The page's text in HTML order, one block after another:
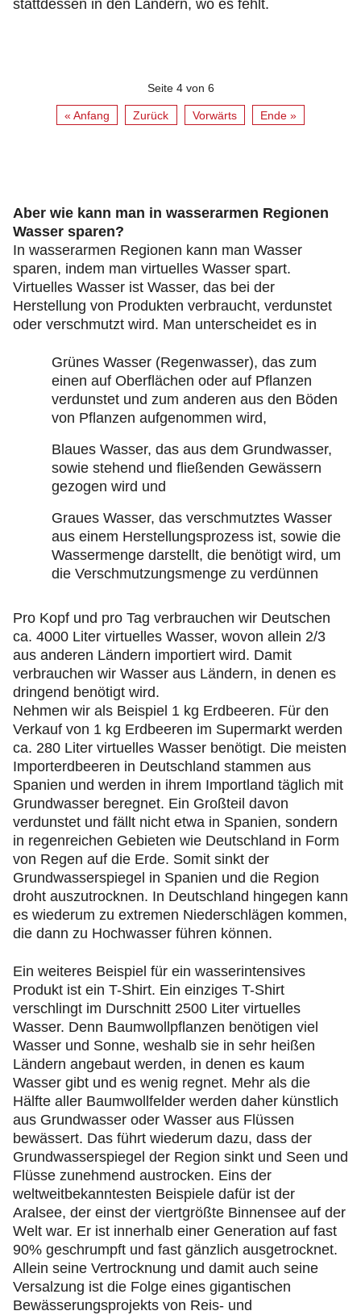
stattdessen in den Ländern, wo es fehlt.
Seite 4 von 6
« Anfang Zurück Vorwärts Ende »
Aber wie kann man in wasserarmen Regionen
Wasser sparen?
In wasserarmen Regionen kann man Wasser
sparen, indem man virtuelles Wasser spart.
Virtuelles Wasser ist Wasser, das bei der
Herstellung von Produkten verbraucht, verdunstet
oder verschmutzt wird. Man unterscheidet es in
Grünes Wasser (Regenwasser), das zum
einen auf Oberflächen oder auf Pflanzen
verdunstet und zum anderen aus den Böden
von Pflanzen aufgenommen wird,
Blaues Wasser, das aus dem Grundwasser,
sowie stehend und fließenden Gewässern
gezogen wird und
Graues Wasser, das verschmutztes Wasser
aus einem Herstellungsprozess ist, sowie die
Wassermenge darstellt, die benötigt wird, um
die Verschmutzungsmenge zu verdünnen
Pro Kopf und pro Tag verbrauchen wir Deutschen
ca. 4000 Liter virtuelles Wasser, wovon allein 2/3
aus anderen Ländern importiert wird. Damit
verbrauchen wir Wasser aus Ländern, in denen es
dringend benötigt wird.
Nehmen wir als Beispiel 1 kg Erdbeeren. Für den
Verkauf von 1 kg Erdbeeren im Supermarkt werden
ca. 280 Liter virtuelles Wasser benötigt. Die meisten
Importerdbeeren in Deutschland stammen aus
Spanien und werden in ihrem Importland täglich mit
Grundwasser beregnet. Ein Großteil davon
verdunstet und fällt nicht etwa in Spanien, sondern
in regenreichen Gebieten wie Deutschland in Form
von Regen auf die Erde. Somit sinkt der
Grundwasserspiegel in Spanien und die Region
droht auszutrocknen. In Deutschland hingegen kann
es wiederum zu extremen Niederschlägen kommen,
die dann zu Hochwasser führen können.
Ein weiteres Beispiel für ein wasserintensives
Produkt ist ein T-Shirt. Ein einziges T-Shirt
verschlingt im Durschnitt 2500 Liter virtuelles
Wasser. Denn Baumwollpflanzen benötigen viel
Wasser und Sonne, weshalb sie in sehr heißen
Ländern angebaut werden, in denen es kaum
Wasser gibt und es wenig regnet. Mehr als die
Hälfte aller Baumwollfelder werden daher künstlich
aus Grundwasser oder Wasser aus Flüssen
bewässert. Das führt wiederum dazu, dass der
Grundwasserspiegel der Region sinkt und Seen und
Flüsse zunehmend austrocken. Eins der
weltweitbekanntesten Beispiele dafür ist der
Aralsee, der einst der viertgrößte Binnensee auf der
Welt war. Er ist innerhalb einer Generation auf fast
90% geschrumpft und fast gänzlich ausgetrocknet.
Allein seine Vertrocknung und damit auch seine
Versalzung ist die Folge eines gigantischen
Bewässerungsprojekts von Reis- und